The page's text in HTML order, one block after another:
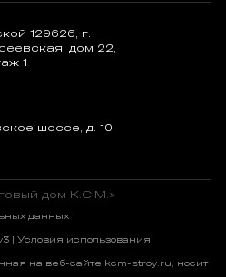
129626, г.
дом 22,
1
шоссе, д. 10
дом К.С.М.»
данных
| Условия использования.
на веб-сайте kcm-stroy.ru, носит